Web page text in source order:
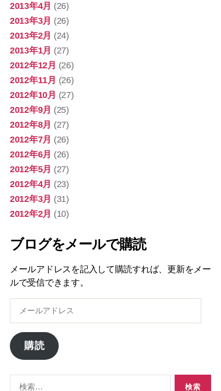
2013年4月 (26)
2013年3月 (26)
2013年2月 (24)
2013年1月 (27)
2012年12月 (26)
2012年11月 (26)
2012年10月 (27)
2012年9月 (25)
2012年8月 (27)
2012年7月 (26)
2012年6月 (26)
2012年5月 (27)
2012年4月 (23)
2012年3月 (31)
2012年2月 (10)
ブログをメールで購読
メールアドレスを記入して購読すれば、更新をメー
ルで受信できます。
ア
ド
ス
購読